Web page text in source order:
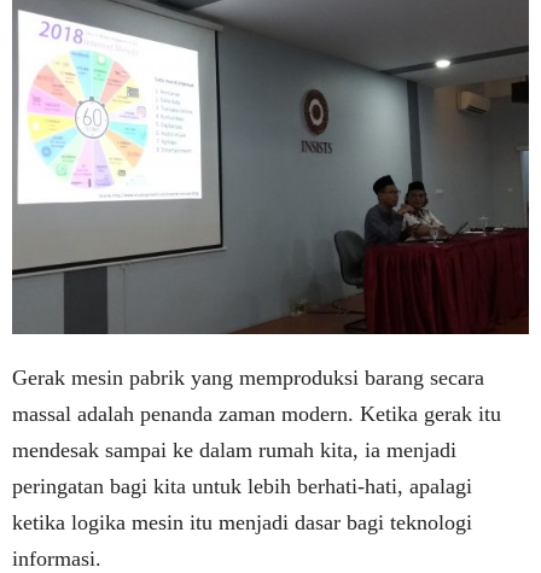
Gerak mesin pabrik yang memproduksi barang secara
massal adalah penanda zaman modern. Ketika gerak itu
mendesak sampai ke dalam rumah kita, ia menjadi
peringatan bagi kita untuk lebih berhati-hati, apalagi
ketika logika mesin itu menjadi dasar bagi teknologi
informasi.